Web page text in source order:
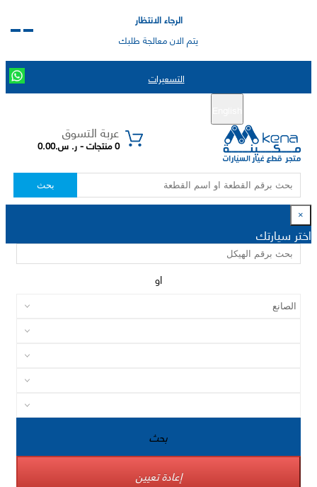
الرجاء الانتظار
يتم الان معالجة طلبك
التسعيرات
عربة التسوق
0 منتجات - ر. س.0.00
بحث
×
اختر سيارتك
او
بحث
إعادة تعيين